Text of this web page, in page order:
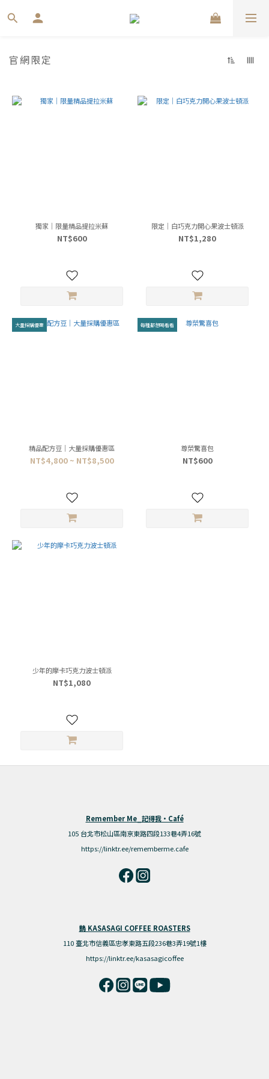
官網限定
獨家｜限量精品提拉米蘇
NT$600
限定｜白巧克力開心果波士頓派
NT$1,280
大量採購優惠
精品配方豆｜大量採購優惠區
NT$4,800 ~ NT$8,500
每種都想喝看看
尊榮驚喜包
NT$600
少年的摩卡巧克力波士頓派
NT$1,080
Remember Me_記得我·Café
105 台北市松山區南京東路四段133巷4弄16號
https://linktr.ee/rememberme.cafe
鵲 KASASAGI COFFEE ROASTERS
110 臺北市信義區忠孝東路五段236巷3弄19號1樓
https://linktr.ee/kasasagicoffee